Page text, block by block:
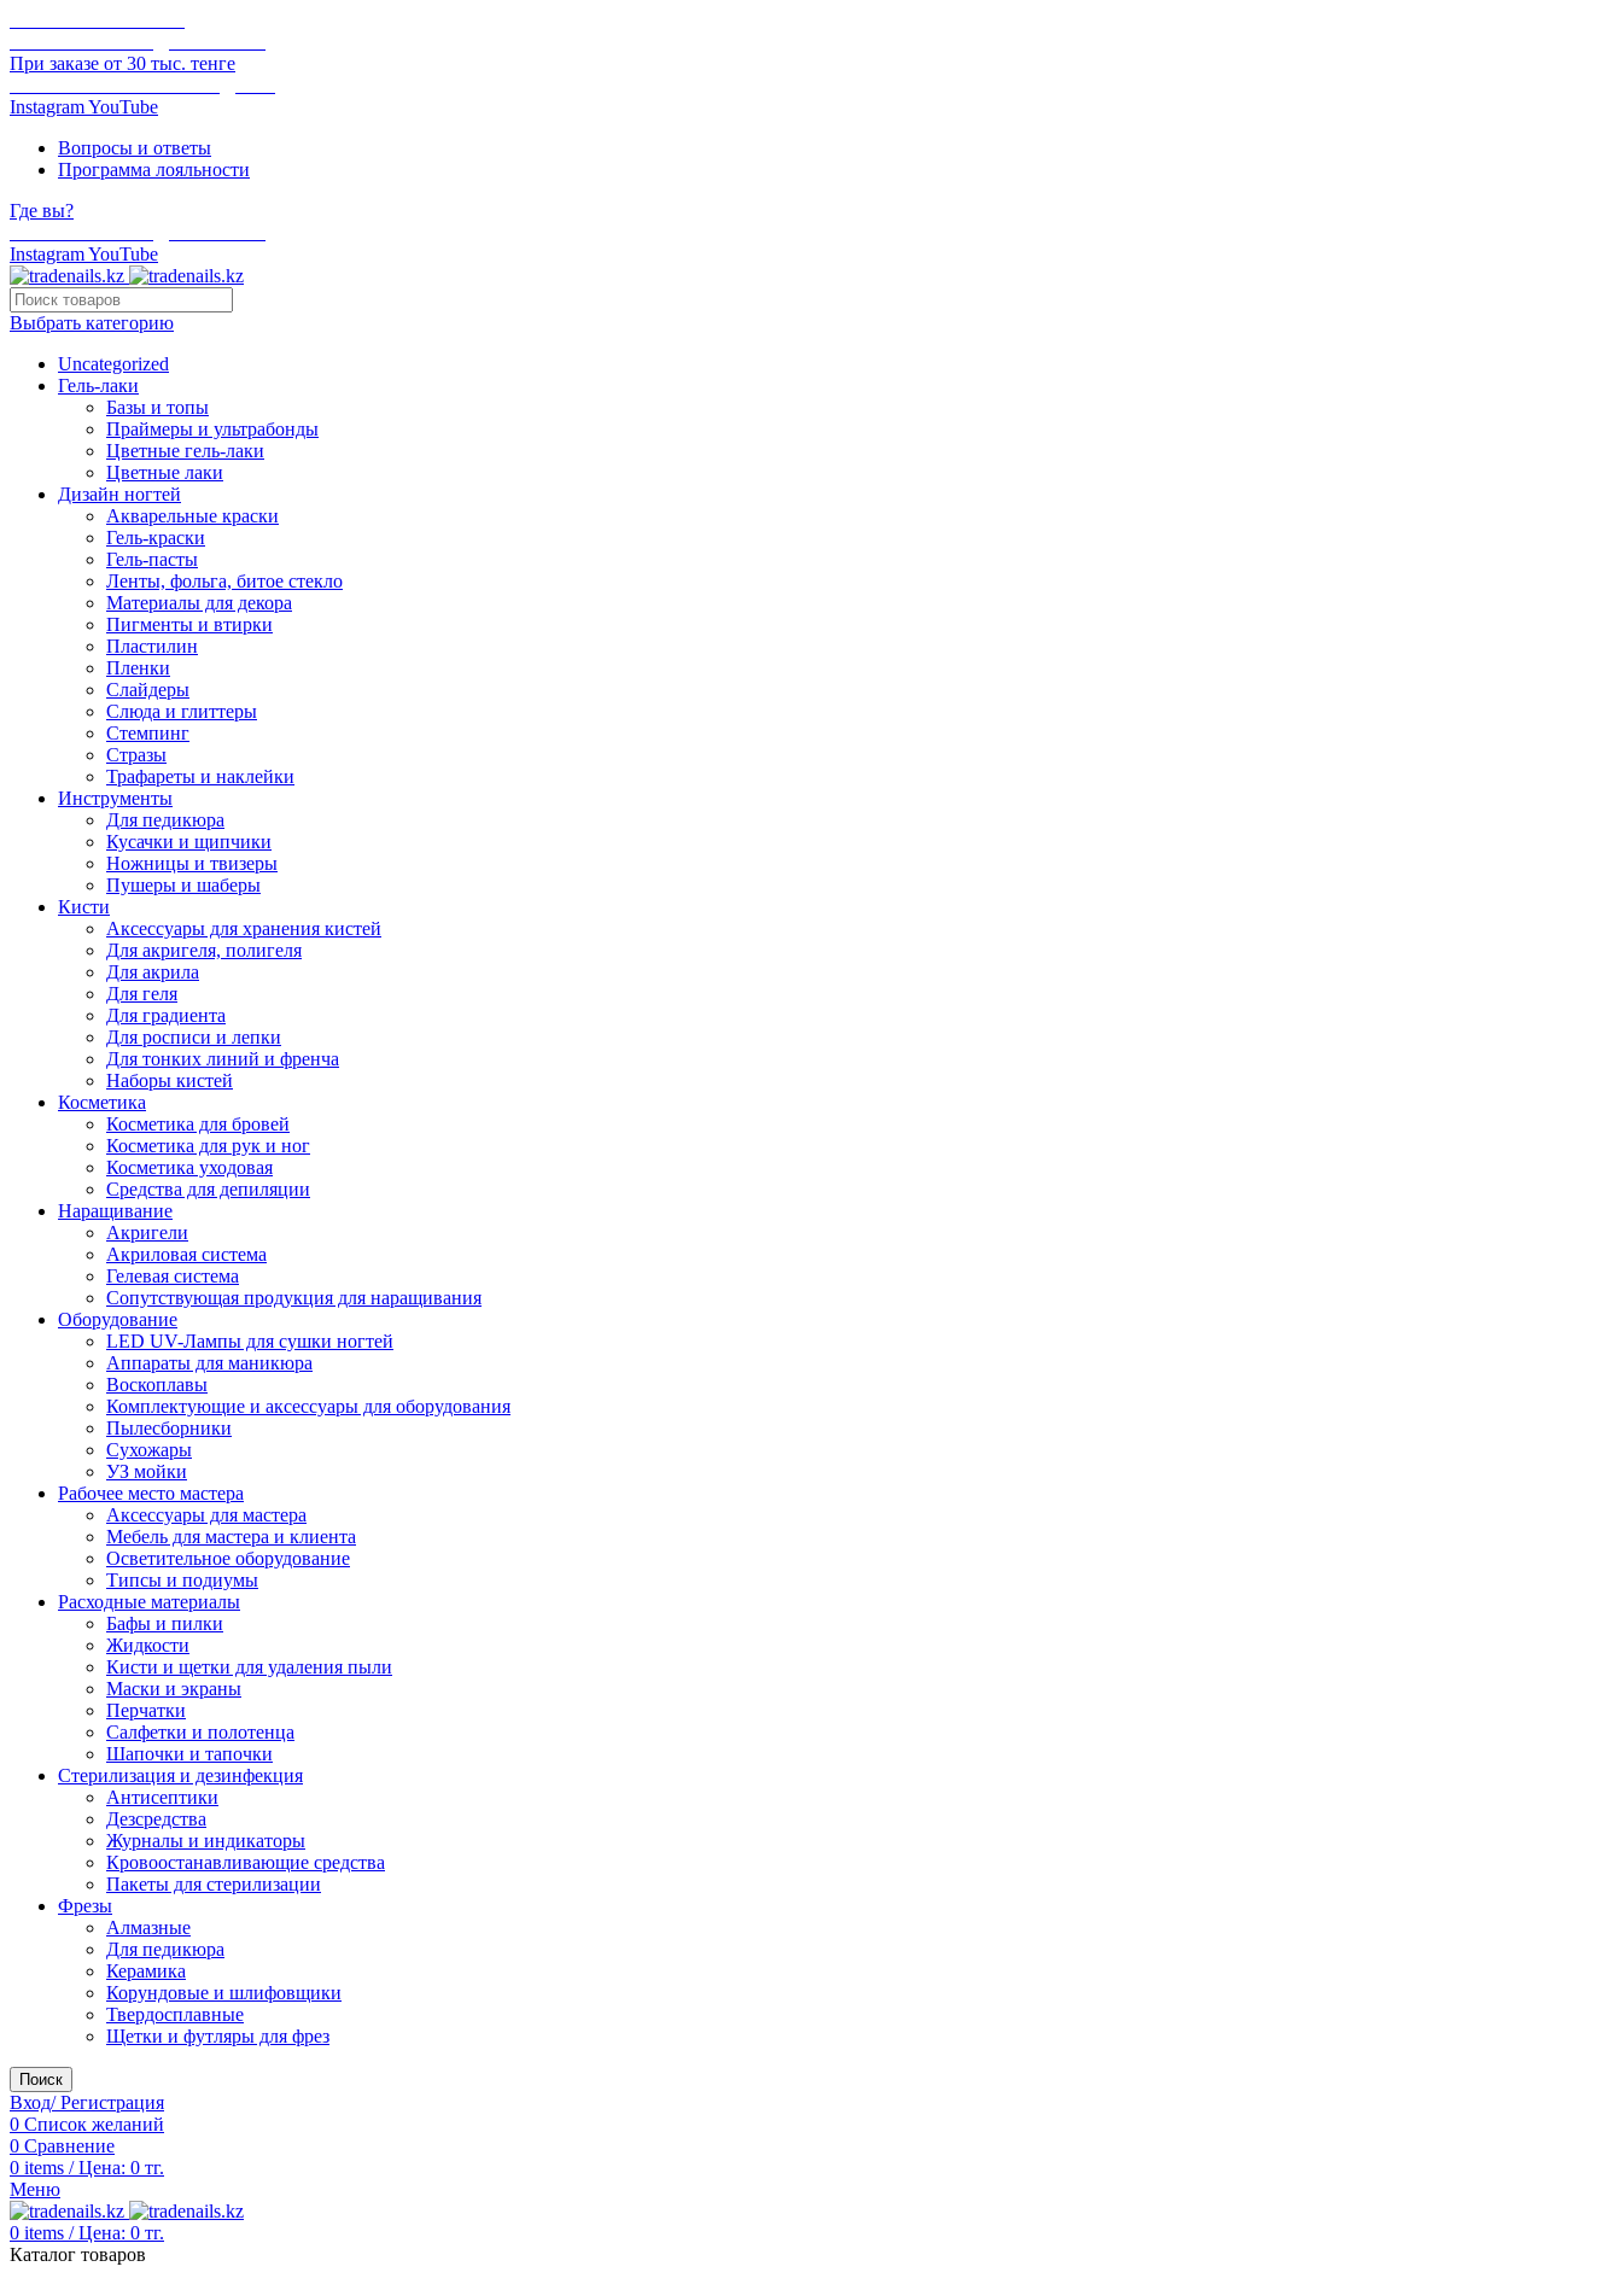
При заказе от 30 тыс. тенге
InstagramYouTube
Вопросы и ответы
Программа лояльности
Где вы?
InstagramYouTube
Выбрать категорию
Uncategorized
Гель-лаки
Базы и топы
Праймеры и ультрабонды
Цветные гель-лаки
Цветные лаки
Дизайн ногтей
Акварельные краски
Гель-краски
Гель-пасты
Ленты, фольга, битое стекло
Материалы для декора
Пигменты и втирки
Пластилин
Пленки
Слайдеры
Слюда и глиттеры
Стемпинг
Стразы
Трафареты и наклейки
Инструменты
Для педикюра
Кусачки и щипчики
Ножницы и твизеры
Пушеры и шаберы
Кисти
Аксессуары для хранения кистей
Для акригеля, полигеля
Для акрила
Для геля
Для градиента
Для росписи и лепки
Для тонких линий и френча
Наборы кистей
Косметика
Косметика для бровей
Косметика для рук и ног
Косметика уходовая
Средства для депиляции
Наращивание
Акригели
Акриловая система
Гелевая система
Сопутствующая продукция для наращивания
Оборудование
LED UV-Лампы для сушки ногтей
Аппараты для маникюра
Воскоплавы
Комплектующие и аксессуары для оборудования
Пылесборники
Сухожары
УЗ мойки
Рабочее место мастера
Аксессуары для мастера
Мебель для мастера и клиента
Осветительное оборудование
Типсы и подиумы
Расходные материалы
Бафы и пилки
Жидкости
Кисти и щетки для удаления пыли
Маски и экраны
Перчатки
Салфетки и полотенца
Шапочки и тапочки
Стерилизация и дезинфекция
Антисептики
Дезсредства
Журналы и индикаторы
Кровоостанавливающие средства
Пакеты для стерилизации
Фрезы
Алмазные
Для педикюра
Керамика
Корундовые и шлифовщики
Твердосплавные
Щетки и футляры для фрез
Поиск
Вход/ Регистрация
0 Список желаний
0 Сравнение
0 items / Цена: 0 тг.
Меню
0 items / Цена: 0 тг.
Каталог товаров